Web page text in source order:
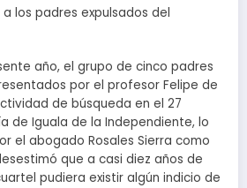
los padres expulsados del
año, el grupo de cinco padres
por el profesor Felipe de
de búsqueda en el 27
de Iguala de la Independiente, lo
el abogado Rosales Sierra como
que a casi diez años de
pudiera existir algún indicio de